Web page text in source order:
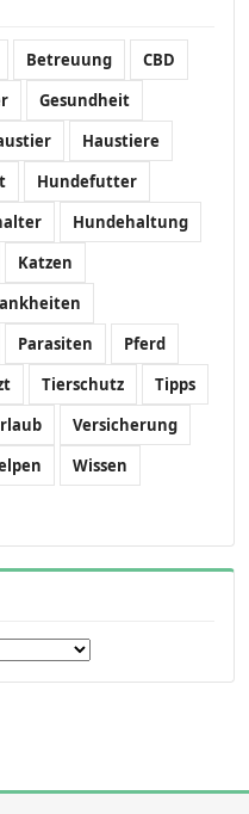
Betreuung
CBD
Gesundheit
Haustiere
Hundefutter
Hundehaltung
Katzen
Parasiten
Pferd
Tierschutz
Tipps
Versicherung
Wissen